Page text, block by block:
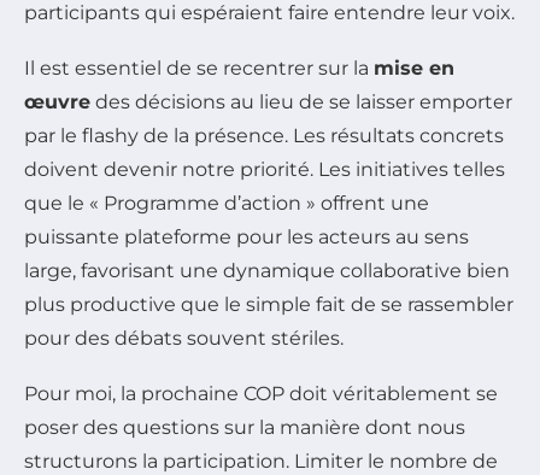
participants qui espéraient faire entendre leur voix.
Il est essentiel de se recentrer sur la mise en
œuvre des décisions au lieu de se laisser emporter
par le flashy de la présence. Les résultats concrets
doivent devenir notre priorité. Les initiatives telles
que le « Programme d’action » offrent une
puissante plateforme pour les acteurs au sens
large, favorisant une dynamique collaborative bien
plus productive que le simple fait de se rassembler
pour des débats souvent stériles.
Pour moi, la prochaine COP doit véritablement se
poser des questions sur la manière dont nous
structurons la participation. Limiter le nombre de